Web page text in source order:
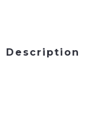
Description